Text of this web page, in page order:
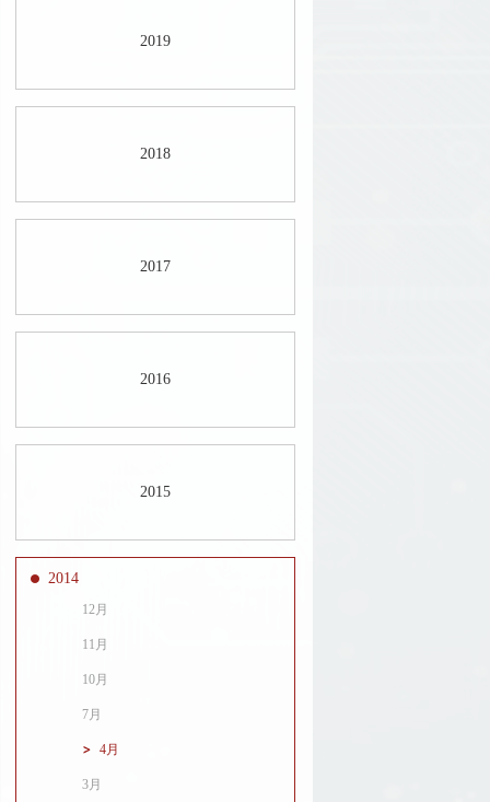
2019
2018
2017
2016
2015
2014
12月
11月
10月
7月
4月
3月